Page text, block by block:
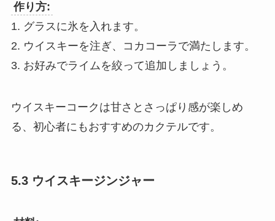
作り方:
1. グラスに氷を入れます。
2. ウイスキーを注ぎ、コカコーラで満たします。
3. お好みでライムを絞って追加しましょう。
ウイスキーコークは甘さとさっぱり感が楽しめ
る、初心者にもおすすめのカクテルです。
5.3 ウイスキージンジャー